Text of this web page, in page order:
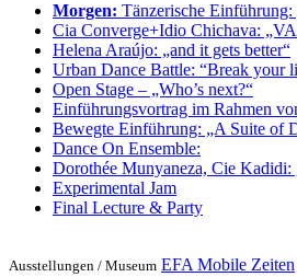
Morgen: Tänzerische
Cia Converge+Idio Chichava:
Helena Araújo: „and it gets better“
Urban Dance Battle: “Break your
Open Stage – „Who’s next?“
Einführungsvortrag im Rahmen
Bewegte Einführung: „A Suite of
Dance On Ensemble:
Dorothée Munyaneza, Cie
Experimental Jam
Final Lecture & Party
Ausstellungen / Museum EFA Mobile Zeiten